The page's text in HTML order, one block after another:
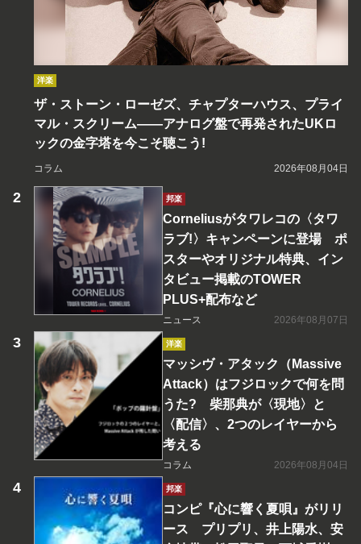
洋楽
ザ・ストーン・ローゼズ、チャプターハウス、プライ
マル・スクリーム――アナログ盤で再発されたUKロ
ックの金字塔を今こそ聴こう!
コラム 2026年08月04日
邦楽
Corneliusがタワレコの〈タワ
ラブ!〉キャンペーンに登場 ポ
スターやオリジナル特典、イン
タビュー掲載のTOWER
PLUS+配布など
ニュース 2026年08月07日
洋楽
マッシヴ・アタック（Massive
Attack）はフジロックで何を問
うた? 柴那典が〈現地〉と
〈配信〉、2つのレイヤーから
考える
コラム 2026年08月04日
邦楽
コンピ『心に響く夏唄』がリリ
ース プリプリ、井上陽水、安